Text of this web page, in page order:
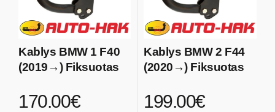
Kablys BMW 1 F40
(2019→) Fiksuotas
170.00€
Kablys BMW 2 F44
(2020→) Fiksuotas
199.00€